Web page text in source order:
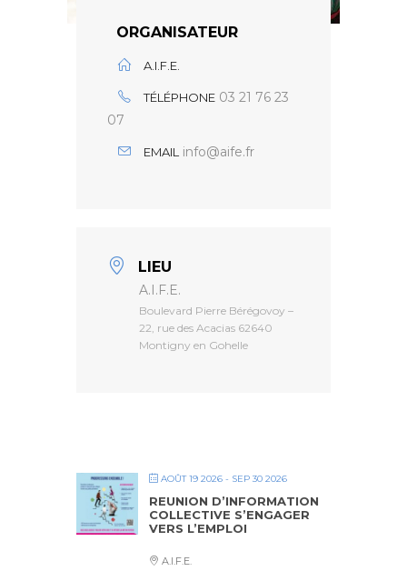
ORGANISATEUR
A.I.F.E.
TÉLÉPHONE 03 21 76 23
07
EMAIL info@aife.fr
LIEU
A.I.F.E.
Boulevard Pierre Bérégovoy –
22, rue des Acacias 62640
Montigny en Gohelle
AOÛT 19 2026 - SEP 30 2026
REUNION D’INFORMATION
COLLECTIVE S’ENGAGER
VERS L’EMPLOI
A.I.F.E.